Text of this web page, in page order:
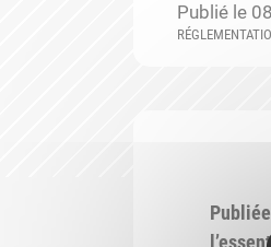
Publié le